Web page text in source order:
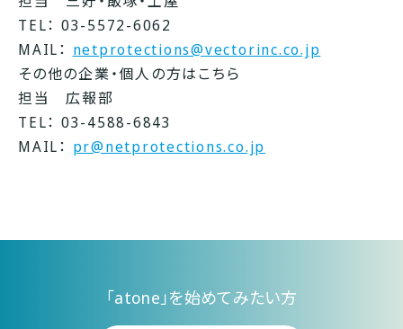
TEL： 03-5572-6062
MAIL： netprotections@vectorinc.co.jp
その他の企業・個人の方はこちら
担当 広報部
TEL： 03-4588-6843
MAIL： pr@netprotections.co.jp
「atone」を始めてみたい方